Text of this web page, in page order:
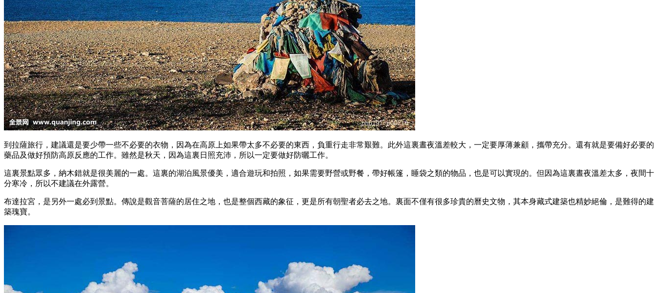
到拉薩旅行，建議還是要少帶一些不必要的衣物，因為在高原上如果帶太多不必要的東西，負重行走非常艱難。此外這裏晝夜溫差較大，一定要厚薄兼顧，攜帶充分。還有就是要備好必要的
藥品及做好預防高原反應的工作。雖然是秋天，因為這裏日照充沛，所以一定要做好防曬工作。
這裏景點眾多，納木錯就是很美麗的一處。這裏的湖泊風景優美，適合遊玩和拍照，如果需要野營或野餐，帶好帳篷，睡袋之類的物品，也是可以實現的。但因為這裏晝夜溫差太多，夜間十
分寒冷，所以不建議在外露營。
布達拉宮，是另外一處必到景點。傳說是觀音菩薩的居住之地，也是整個西藏的象征，更是所有朝聖者必去之地。裏面不僅有很多珍貴的曆史文物，其本身藏式建築也精妙絕倫，是難得的建
築瑰寶。